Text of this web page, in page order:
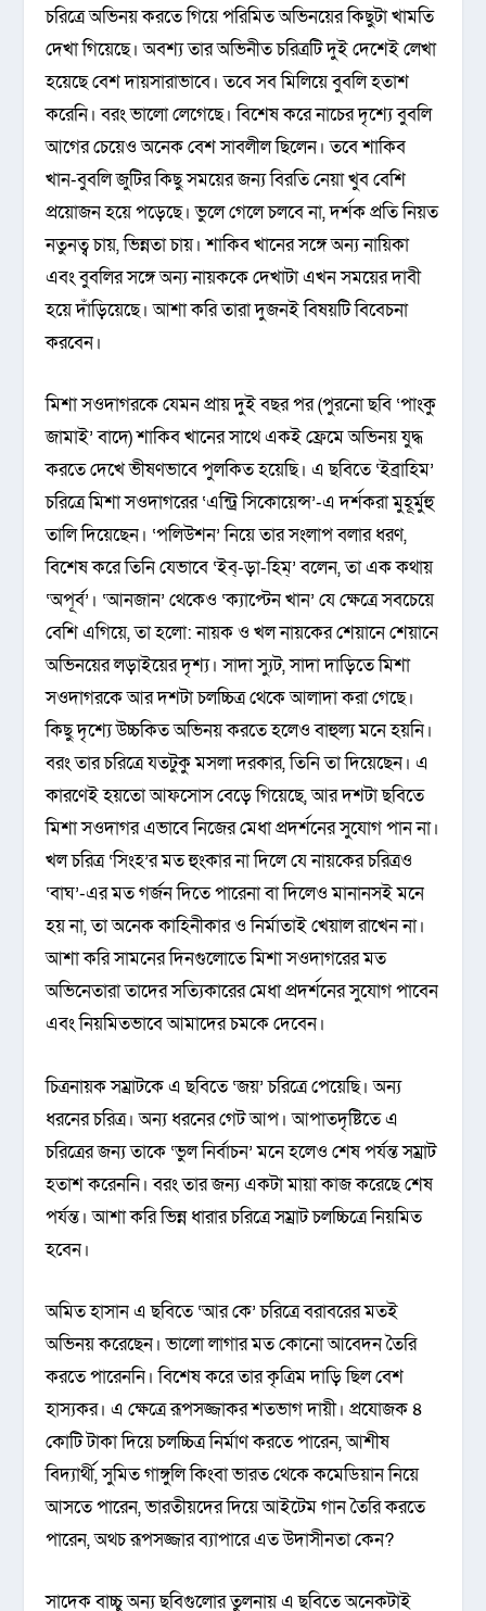
চরিত্রে অভিনয় করতে গিয়ে পরিমিত অভিনয়ের কিছুটা খামতি
দেখা গিয়েছে। অবশ্য তার অভিনীত চরিত্রটি দুই দেশেই লেখা
হয়েছে বেশ দায়সারাভাবে। তবে সব মিলিয়ে বুবলি হতাশ
করেনি। বরং ভালো লেগেছে। বিশেষ করে নাচের দৃশ্যে বুবলি
আগের চেয়েও অনেক বেশ সাবলীল ছিলেন। তবে শাকিব
খান-বুবলি জুটির কিছু সময়ের জন্য বিরতি নেয়া খুব বেশি
প্রয়োজন হয়ে পড়েছে। ভুলে গেলে চলবে না, দর্শক প্রতি নিয়ত
নতুনত্ব চায়, ভিন্নতা চায়। শাকিব খানের সঙ্গে অন্য নায়িকা
এবং বুবলির সঙ্গে অন্য নায়ককে দেখাটা এখন সময়ের দাবী
হয়ে দাঁড়িয়েছে। আশা করি তারা দুজনই বিষয়টি বিবেচনা
করবেন।
মিশা সওদাগরকে যেমন প্রায় দুই বছর পর (পুরনো ছবি ‘পাংকু
জামাই’ বাদে) শাকিব খানের সাথে একই ফ্রেমে অভিনয় যুদ্ধ
করতে দেখে ভীষণভাবে পুলকিত হয়েছি। এ ছবিতে ‘ইব্রাহিম’
চরিত্রে মিশা সওদাগরের ‘এন্ট্রি সিকোয়েন্স’-এ দর্শকরা মুহূর্মুহু
তালি দিয়েছেন। ‘পলিউশন’ নিয়ে তার সংলাপ বলার ধরণ,
বিশেষ করে তিনি যেভাবে ‘ইব্-ড়া-হিম্’ বলেন, তা এক কথায়
‘অপূর্ব’। ‘আনজান’ থেকেও ‘ক্যাপ্টেন খান’ যে ক্ষেত্রে সবচেয়ে
বেশি এগিয়ে, তা হলো: নায়ক ও খল নায়কের শেয়ানে শেয়ানে
অভিনয়ের লড়াইয়ের দৃশ্য। সাদা স্যুট, সাদা দাড়িতে মিশা
সওদাগরকে আর দশটা চলচ্চিত্র থেকে আলাদা করা গেছে।
কিছু দৃশ্যে উচ্চকিত অভিনয় করতে হলেও বাহুল্য মনে হয়নি।
বরং তার চরিত্রে যতটুকু মসলা দরকার, তিনি তা দিয়েছেন। এ
কারণেই হয়তো আফসোস বেড়ে গিয়েছে, আর দশটা ছবিতে
মিশা সওদাগর এভাবে নিজের মেধা প্রদর্শনের সুযোগ পান না।
খল চরিত্র ‘সিংহ’র মত হুংকার না দিলে যে নায়কের চরিত্রও
‘বাঘ’-এর মত গর্জন দিতে পারেনা বা দিলেও মানানসই মনে
হয় না, তা অনেক কাহিনীকার ও নির্মাতাই খেয়াল রাখেন না।
আশা করি সামনের দিনগুলোতে মিশা সওদাগরের মত
অভিনেতারা তাদের সত্যিকারের মেধা প্রদর্শনের সুযোগ পাবেন
এবং নিয়মিতভাবে আমাদের চমকে দেবেন।
চিত্রনায়ক সম্রাটকে এ ছবিতে ‘জয়’ চরিত্রে পেয়েছি। অন্য
ধরনের চরিত্র। অন্য ধরনের গেট আপ। আপাতদৃষ্টিতে এ
চরিত্রের জন্য তাকে ‘ভুল নির্বাচন’ মনে হলেও শেষ পর্যন্ত সম্রাট
হতাশ করেননি। বরং তার জন্য একটা মায়া কাজ করেছে শেষ
পর্যন্ত। আশা করি ভিন্ন ধারার চরিত্রে সম্রাট চলচ্চিত্রে নিয়মিত
হবেন।
অমিত হাসান এ ছবিতে ‘আর কে’ চরিত্রে বরাবরের মতই
অভিনয় করেছেন। ভালো লাগার মত কোনো আবেদন তৈরি
করতে পারেননি। বিশেষ করে তার কৃত্রিম দাড়ি ছিল বেশ
হাস্যকর। এ ক্ষেত্রে রূপসজ্জাকর শতভাগ দায়ী। প্রযোজক ৪
কোটি টাকা দিয়ে চলচ্চিত্র নির্মাণ করতে পারেন, আশীষ
বিদ্যার্থী, সুমিত গাঙ্গুলি কিংবা ভারত থেকে কমেডিয়ান নিয়ে
আসতে পারেন, ভারতীয়দের দিয়ে আইটেম গান তৈরি করতে
পারেন, অথচ রূপসজ্জার ব্যাপারে এত উদাসীনতা কেন?
সাদেক বাচ্চু অন্য ছবিগুলোর তুলনায় এ ছবিতে অনেকটাই